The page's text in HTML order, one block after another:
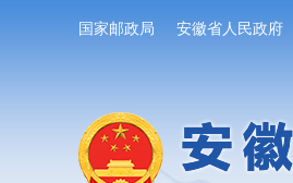
国家邮政局 安徽省人民政府